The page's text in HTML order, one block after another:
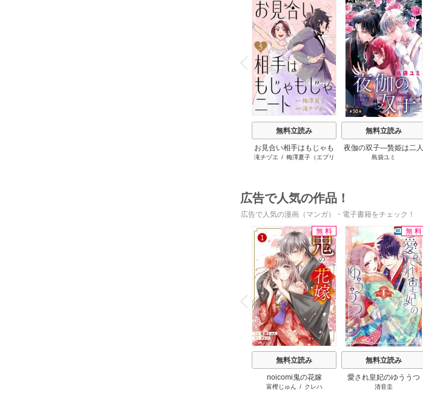
P
r
e
v
i
o
u
s
無料立読み
お見合い相手はもじゃも
じゃニート
滝チヅエ/ 梅澤夏子（エブリ
無料立読み
夜伽の双子―贄姫は二人
の王子に愛される―【マ
島袋ユミ
広告で人気の作品！
広告で人気の漫画（マンガ）・電子書籍をチェック！
P
r
e
v
i
o
u
s
無料
無料立読み
noicomi鬼の花嫁
富樫じゅん / クレハ
無料
無料立読み
愛され皇妃のゆううつ
清音圭